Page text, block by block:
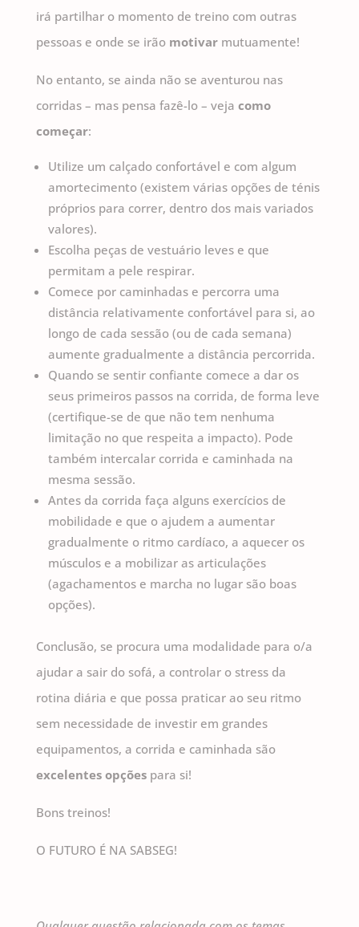
irá partilhar o momento de treino com outras
pessoas e onde se irão motivarmutuamente!
No entanto, se ainda não se aventurou nas
corridas – mas pensa fazê-lo – veja como
começar:
Utilize um calçado confortável e com algum
amortecimento (existem várias opções de ténis
próprios para correr, dentro dos mais variados
valores).
Escolha peças de vestuário leves e que
permitam a pele respirar.
Comece por caminhadas e percorra uma
distância relativamente confortável para si, ao
longo de cada sessão (ou de cada semana)
aumente gradualmente a distância percorrida.
Quando se sentir confiante comece a dar os
seus primeiros passos na corrida, de forma leve
(certifique-se de que não tem nenhuma
limitação no que respeita a impacto). Pode
também intercalar corrida e caminhada na
mesma sessão.
Antes da corrida faça alguns exercícios de
mobilidade e que o ajudem a aumentar
gradualmente o ritmo cardíaco, a aquecer os
músculos e a mobilizar as articulações
(agachamentos e marcha no lugar são boas
opções).
Conclusão, se procura uma modalidade para o/a
ajudar a sair do sofá, a controlar o stress da
rotina diária e que possa praticar ao seu ritmo
sem necessidade de investir em grandes
equipamentos, a corrida e caminhada são
excelentes opçõespara si!
Bons treinos!
O FUTURO É NA SABSEG!